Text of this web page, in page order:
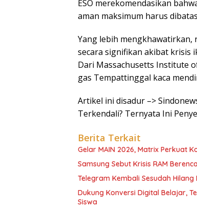
ESO merekomendasikan
aman maksimum harus
Yang lebih
secara signifikan akibat krisis
Dari Massachusetts Institute
gas Tempattinggal kaca
Artikel ini disadur –>
Terkendali? Ternyata Ini
Berita Terkait
Gelar MAIN 2026, Matrix Perkuat
Samsung Sebut Krisis RAM
Telegram Kembali Sesudah
Dukung Konversi Digital Belajar,
Siswa